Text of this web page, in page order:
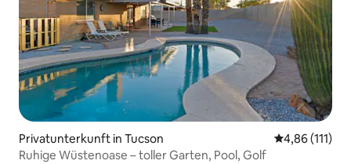
Privatunterkunft in Tucson
4,86 (111)
Ruhige Wüstenoase – toller Garten, Pool, Golf